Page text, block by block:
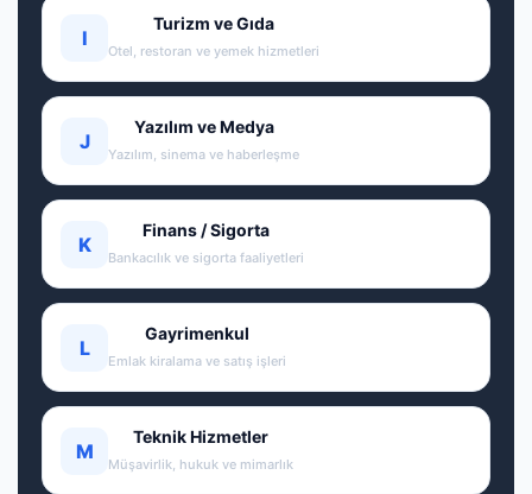
I
Turizm ve Gıda
Otel, restoran ve yemek hizmetleri
J
Yazılım ve Medya
Yazılım, sinema ve haberleşme
K
Finans / Sigorta
Bankacılık ve sigorta faaliyetleri
L
Gayrimenkul
Emlak kiralama ve satış işleri
M
Teknik Hizmetler
Müşavirlik, hukuk ve mimarlık